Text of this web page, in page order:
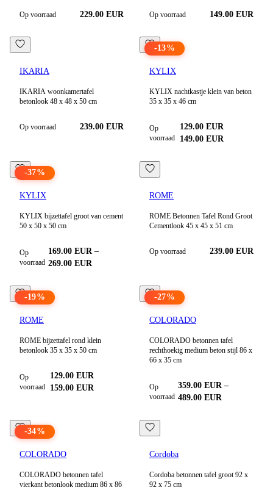
Op voorraad 229.00 EUR Op voorraad 149.00 EUR
IKARIA
IKARIA woonkamertafel
betonlook 48 x 48 x 50 cm
Op voorraad 239.00 EUR
-13%
KYLIX
KYLIX nachtkastje klein van beton
35 x 35 x 46 cm
Op
voorraad
129.00 EUR
149.00 EUR
-37%
KYLIX
KYLIX bijzettafel groot van cement
50 x 50 x 50 cm
Op
voorraad
169.00 EUR –
269.00 EUR
ROME
ROME Betonnen Tafel Rond Groot
Cementlook 45 x 45 x 51 cm
Op voorraad 239.00 EUR
-19%
ROME
ROME bijzettafel rond klein
betonlook 35 x 35 x 50 cm
Op
voorraad
129.00 EUR
159.00 EUR
-27%
COLORADO
COLORADO betonnen tafel
rechthoekig medium beton stijl 86 x
66 x 35 cm
Op
voorraad
359.00 EUR –
489.00 EUR
-34%
COLORADO
COLORADO betonnen tafel
vierkant betonlook medium 86 x 86
Cordoba
Cordoba betonnen tafel groot 92 x
92 x 75 cm